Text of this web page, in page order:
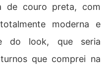
de couro preta, com
moderna e
do look, que seria
que comprei na